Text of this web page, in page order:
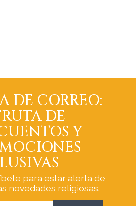
DE CORREO:
DE
Y
para estar alerta de
novedades religiosas.